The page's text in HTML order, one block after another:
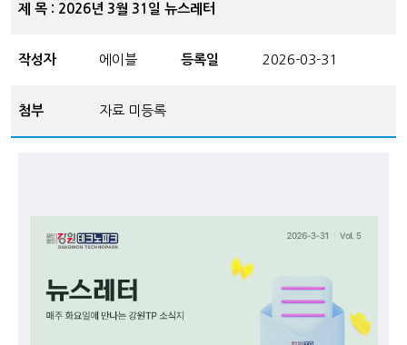
제 목 : 2026년 3월 31일 뉴스레터
작성자 에이블 등록일 2026-03-31
첨부 자료 미등록